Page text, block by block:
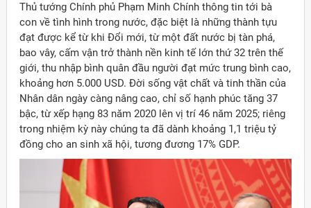
Thủ tướng Chính phủ Phạm Minh Chính thông tin tới bà
con về tình hình trong nước, đặc biệt là những thành tựu
đạt được kể từ khi Đổi mới, từ một đất nước bị tàn phá,
bao vây, cấm vận trở thành nền kinh tế lớn thứ 32 trên thế
giới, thu nhập bình quân đầu người đạt mức trung bình cao,
khoảng hơn 5.000 USD. Đời sống vật chất và tinh thần của
Nhân dân ngày càng nâng cao, chỉ số hạnh phúc tăng 37
bậc, từ xếp hạng 83 năm 2020 lên vị trí 46 năm 2025; riêng
trong nhiệm kỳ này chúng ta đã dành khoảng 1,1 triệu tỷ
đồng cho an sinh xã hội, tương đương 17% GDP.